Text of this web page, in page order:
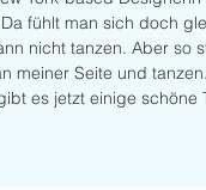
fühlt man sich doch
nicht tanzen. Aber so
meiner Seite und
es jetzt einige schöne